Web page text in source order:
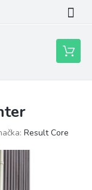
Nákupný
košík
Result Core